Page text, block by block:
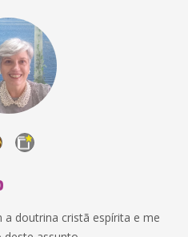
doutrina cristã espírita e me